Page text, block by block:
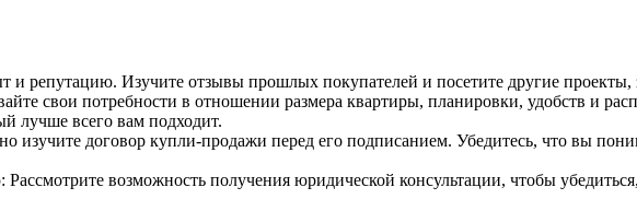
и репутацию. Изучите отзывы прошлых покупателей и посетите другие
свои потребности в отношении размера квартиры, планировки, удобств и
лучше всего вам подходит.
изучите договор купли-продажи перед его подписанием. Убедитесь, что вы
возможность получения юридической консультации, чтобы